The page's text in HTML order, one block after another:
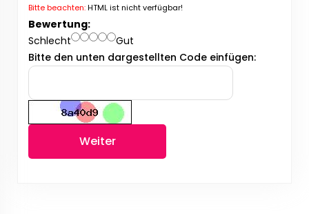
Bitte beachten:HTML ist nicht verfügbar!
Bewertung:
Schlecht
Gut
Bitte den unten dargestellten Code einfügen:
Weiter